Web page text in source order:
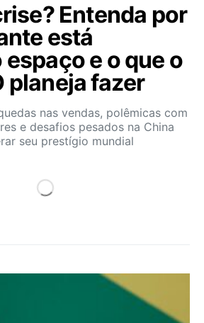
Entenda por
está
e o que o
planeja fazer
nas vendas, polêmicas com
e desafios pesados na China
seu prestígio mundial